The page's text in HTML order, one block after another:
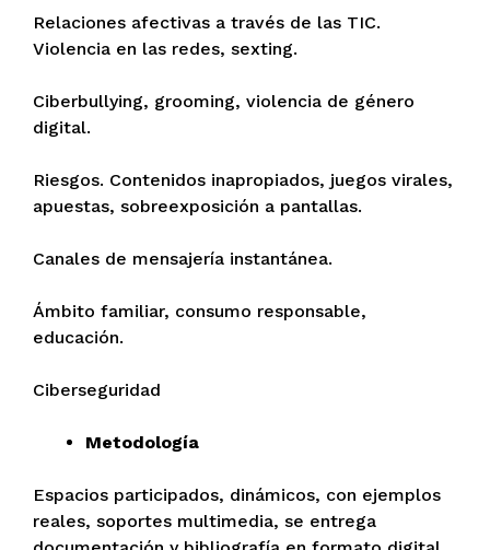
Relaciones afectivas a través de las TIC.
Violencia en las redes, sexting.
Ciberbullying, grooming, violencia de género
digital.
Riesgos. Contenidos inapropiados, juegos virales,
apuestas, sobreexposición a pantallas.
Canales de mensajería instantánea.
Ámbito familiar, consumo responsable,
educación.
Ciberseguridad
Metodología
Espacios participados, dinámicos, con ejemplos
reales, soportes multimedia, se entrega